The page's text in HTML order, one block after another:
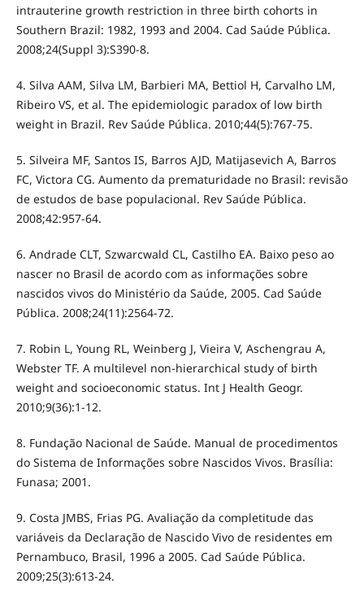
intrauterine growth restriction in three birth cohorts in
Southern Brazil: 1982, 1993 and 2004. Cad Saúde Pública.
2008;24(Suppl 3):S390-8.
4. Silva AAM, Silva LM, Barbieri MA, Bettiol H, Carvalho LM,
Ribeiro VS, et al. The epidemiologic paradox of low birth
weight in Brazil. Rev Saúde Pública. 2010;44(5):767-75.
5. Silveira MF, Santos IS, Barros AJD, Matijasevich A, Barros
FC, Victora CG. Aumento da prematuridade no Brasil: revisão
de estudos de base populacional. Rev Saúde Pública.
2008;42:957-64.
6. Andrade CLT, Szwarcwald CL, Castilho EA. Baixo peso ao
nascer no Brasil de acordo com as informações sobre
nascidos vivos do Ministério da Saúde, 2005. Cad Saúde
Pública. 2008;24(11):2564-72.
7. Robin L, Young RL, Weinberg J, Vieira V, Aschengrau A,
Webster TF. A multilevel non-hierarchical study of birth
weight and socioeconomic status. Int J Health Geogr.
2010;9(36):1-12.
8. Fundação Nacional de Saúde. Manual de procedimentos
do Sistema de Informações sobre Nascidos Vivos. Brasília:
Funasa; 2001.
9. Costa JMBS, Frias PG. Avaliação da completitude das
variáveis da Declaração de Nascido Vivo de residentes em
Pernambuco, Brasil, 1996 a 2005. Cad Saúde Pública.
2009;25(3):613-24.